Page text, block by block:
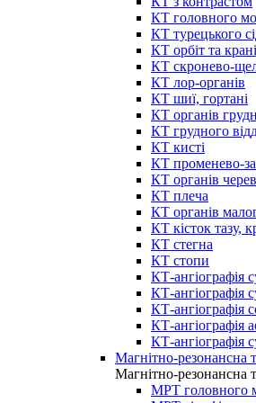
КТ головного
КТ турецького
КТ орбіт та
КТ скронево-
КТ лор-органів
КТ шиї, гортані
КТ органів
КТ грудного
КТ кисті
КТ променево-
КТ органів
КТ плеча
КТ органів
КТ кісток тазу,
КТ стегна
КТ стопи
КТ-ангіографія
КТ-ангіографія
КТ-ангіографія
КТ-ангіографія
КТ-ангіографія
Магнітно-резонансна
Магнітно-резонансна
МРТ головного